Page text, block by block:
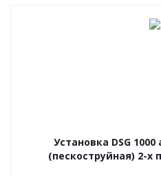
Установка DSG
(пескоструйная) 2-х